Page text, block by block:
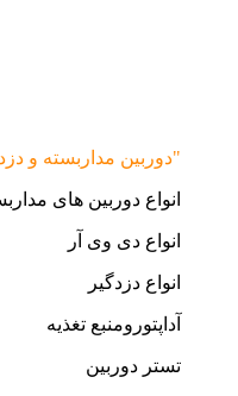
"دوربین مداربسته و
انواع دوربین های
انواع دی وی آر
انواع دزدگیر
آداپتورومنبع تغذیه
تستر دوربین